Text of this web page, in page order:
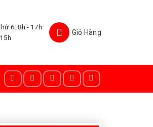
6: 8h - 17h